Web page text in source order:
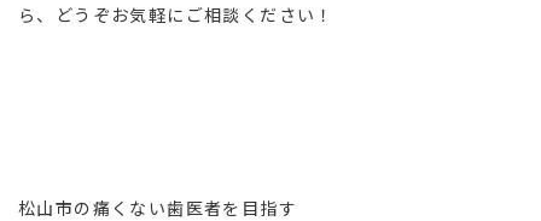
ら、どうぞお気軽にご相談ください！
松山市の痛くない歯医者を目指す